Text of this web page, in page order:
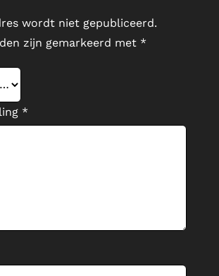
wordt niet gepubliceerd.
zijn gemarkeerd met *
*